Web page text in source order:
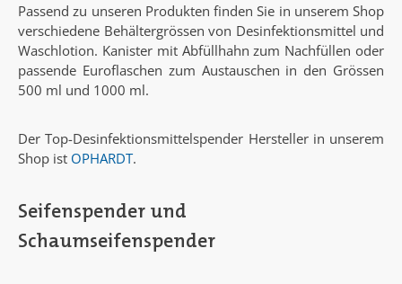
Passend zu unseren Produkten finden Sie in unserem Shop
verschiedene Behältergrössen von Desinfektionsmittel und
Waschlotion. Kanister mit Abfüllhahn zum Nachfüllen oder
passende Euroflaschen zum Austauschen in den Grössen
500 ml und 1000 ml.
Der Top-Desinfektionsmittelspender Hersteller in unserem
Shop ist OPHARDT.
Seifenspender und
Schaumseifenspender